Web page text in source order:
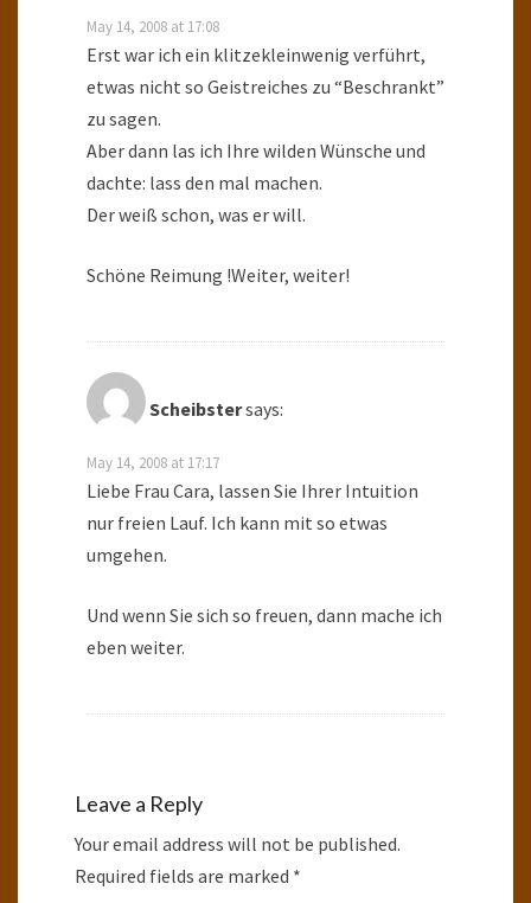
May 14, 2008 at 17:08
Erst war ich ein klitzekleinwenig verführt,
etwas nicht so Geistreiches zu “Beschrankt”
zu sagen.
Aber dann las ich Ihre wilden Wünsche und
dachte: lass den mal machen.
Der weiß schon, was er will.
Schöne Reimung !Weiter, weiter!
Scheibstersays:
May 14, 2008 at 17:17
Liebe Frau Cara, lassen Sie Ihrer Intuition
nur freien Lauf. Ich kann mit so etwas
umgehen.
Und wenn Sie sich so freuen, dann mache ich
eben weiter.
Leave a Reply
Your email address will not be published.
Required fields are marked *